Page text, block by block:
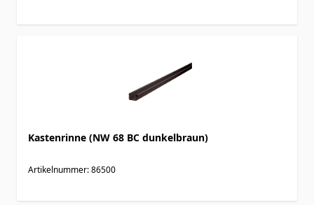
Kastenrinne (NW 68 BC dunkelbraun)
Artikelnummer: 86500